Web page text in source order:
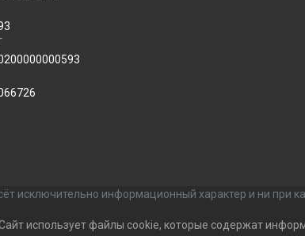
исключительно информационный характер и ни при
использует файлы cookie, которые содержат